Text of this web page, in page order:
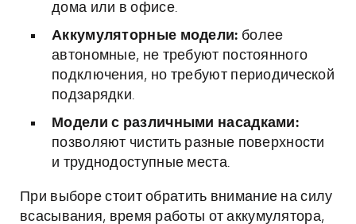
дома или в офисе.
Аккумуляторные модели: более
автономные, не требуют постоянного
подключения, но требуют периодической
подзарядки.
Модели с различными насадками:
позволяют чистить разные поверхности
и труднодоступные места.
При выборе стоит обратить внимание на силу
всасывания, время работы от аккумулятора,